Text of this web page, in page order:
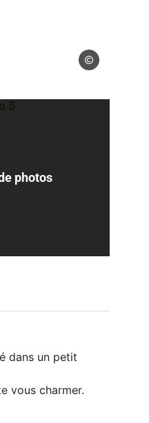
Droits gérés –
photos
5, © Droits gérés – Maire
dans un petit
vous charmer.